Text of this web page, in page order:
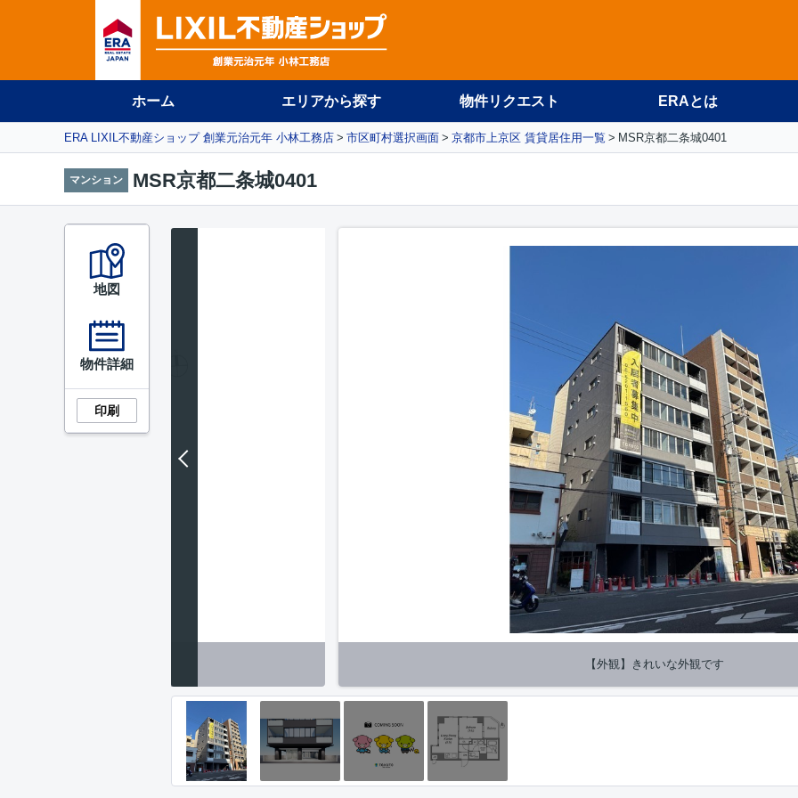
ホーム エリアから探す 物件リクエスト ERAとは
ERA LIXIL不動産ショップ 創業元治元年 小林工務店 市区町村選択画面 京都市上京区 賃貸居住用一覧 MSR京都二条城0401
マンション MSR京都二条城0401
【外観】きれいな外観です
地図
物件詳細
印刷